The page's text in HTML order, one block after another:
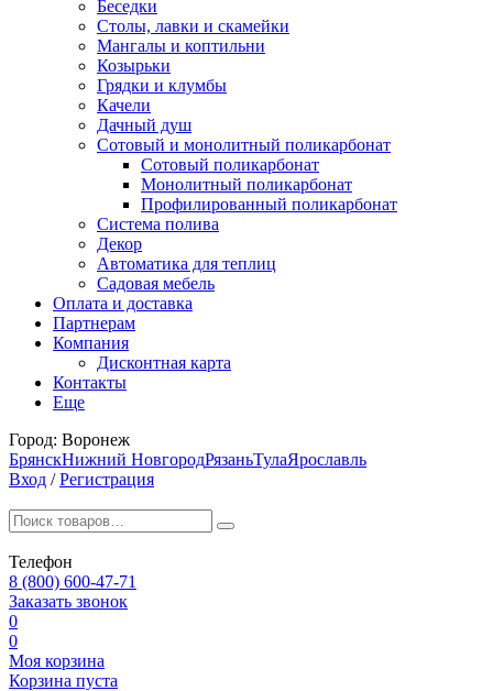
Беседки
Столы, лавки и скамейки
Мангалы и коптильни
Козырьки
Грядки и клумбы
Качели
Дачный душ
Сотовый и монолитный поликарбонат
Сотовый поликарбонат
Монолитный поликарбонат
Профилированный поликарбонат
Система полива
Декор
Автоматика для теплиц
Садовая мебель
Оплата и доставка
Партнерам
Компания
Дисконтная карта
Контакты
Еще
Город: Воронеж
БрянскНижний НовгородРязаньТулаЯрославль
Вход / Регистрация
Телефон
8 (800) 600-47-71
Заказать звонок
0
0
Моя корзина
Корзина пуста